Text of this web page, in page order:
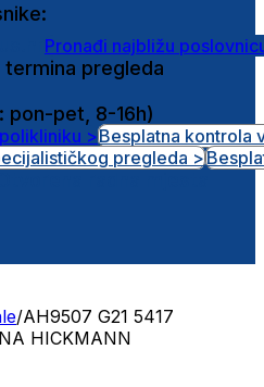
Pronađi najbližu
termina pregleda
pon-pet, 8-16h)
>Besplatna kontrola
pregleda >
/AH9507 G21 5417
HICKMANN